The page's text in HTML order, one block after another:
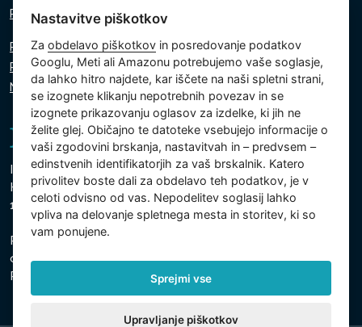
Pišite nam
Politika zasebnosti
Politika piškotkov
Nastavitve piškotkov
Intex Trading, s.r.o.
Hradecká 2526/3
130 00 Praga 3 - Češka
Podjetje je registrirano pri Mestnem sodišču v Pragi,
oddelek C, vložek 74759
Registrska št. 26150808, ID za DDV: CZ26150808
Nastavitve piškotkov
Zaobdelavo piškotkov in posredovanje podatkov
Googlu, Meti ali Amazonu potrebujemo vaše soglasje,
da lahko hitro najdete, kar iščete na naši spletni strani,
se izognete klikanju nepotrebnih povezav in se
izognete prikazovanju oglasov za izdelke, ki jih ne
želite glej. Običajno te datoteke vsebujejo informacije o
vaši zgodovini brskanja, nastavitvah in – predvsem –
edinstvenih identifikatorjih za vaš brskalnik. Katero
privolitev boste dali za obdelavo teh podatkov, je v
celoti odvisno od vas. Nepodelitev soglasij lahko
vpliva na delovanje spletnega mesta in storitev, ki so
vam ponujene.
Sprejmi vse
Upravljanje piškotkov